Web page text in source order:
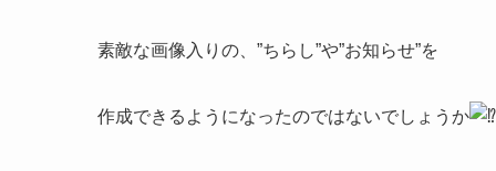
素敵な画像入りの、”ちらし”や”お知らせ”を
作成できるようになったのではないでしょうか